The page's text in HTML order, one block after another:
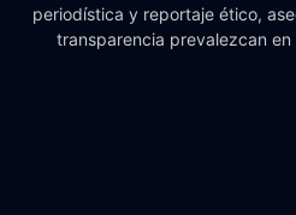
periodística y reportaje ético,
transparencia prevalezcan